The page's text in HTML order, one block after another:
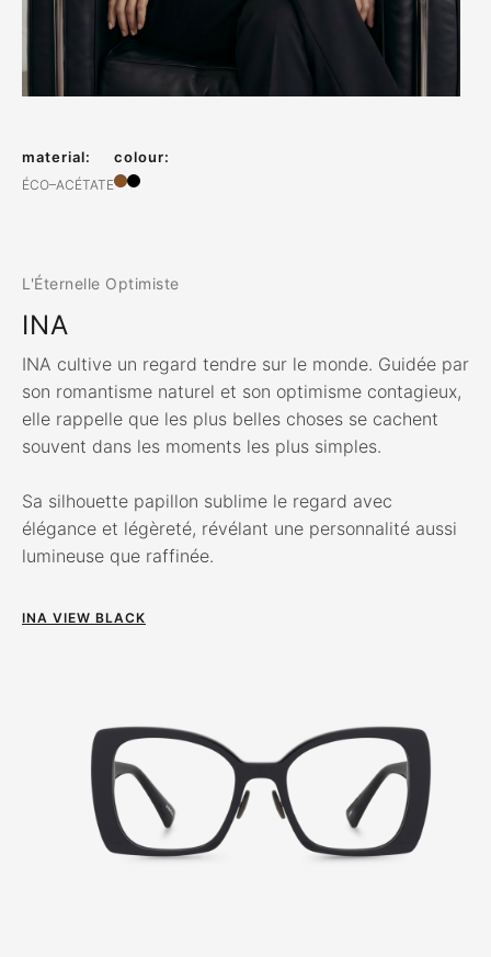
material:
ÉCO–ACÉTATE
colour:
L'Éternelle Optimiste
INA
INA cultive un regard tendre sur le monde. Guidée par
son romantisme naturel et son optimisme contagieux,
elle rappelle que les plus belles choses se cachent
souvent dans les moments les plus simples.
Sa silhouette papillon sublime le regard avec
élégance et légèreté, révélant une personnalité aussi
lumineuse que raffinée.
INA VIEW BLACK